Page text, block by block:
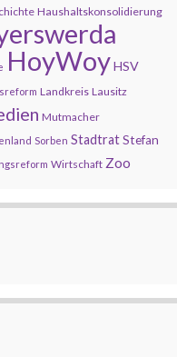
Haushaltskonsolidierung
HoyWoyHSV
Landkreis Lausitz
Mutmacher
Sorben StadtratStefan
Wirtschaft Zoo